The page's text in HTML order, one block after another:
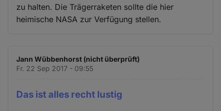
zu halten. Die Trägerraketen sollte die hier
heimische NASA zur Verfügung stellen.
Jann Wübbenhorst (nicht überprüft)
Fr. 22 Sep 2017 - 09:55
Das ist alles recht lustig